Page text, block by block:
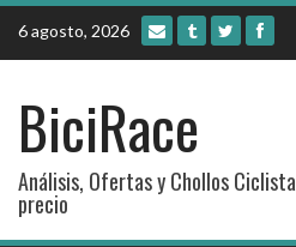
Skip
content
6 agosto, 2026
BiciRace
Análisis, Ofertas y Chollos
precio